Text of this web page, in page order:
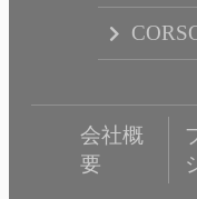
会社概
要